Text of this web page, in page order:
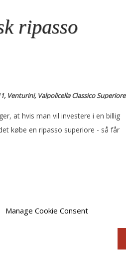
Manage Cookie Consent
ripasso
Venturini, Valpolicella Classico Superiore
at hvis man vil investere i en billig
købe en ripasso superiore - så får